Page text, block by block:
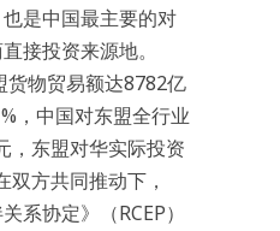
是中国最主要的对
接投资来源地。
货物贸易额达8782亿
，中国对东盟全行业
，东盟对华实际投资
双方共同推动下，
系协定》（RCEP）